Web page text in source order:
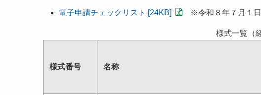
電子申請チェックリスト [24KB] ※令和８年７月１日
様式一覧（
様式番号 名称